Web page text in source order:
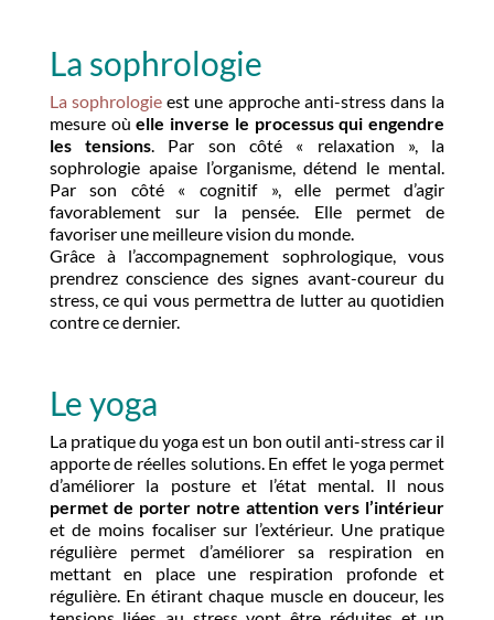
La sophrologie
La sophrologie est une approche anti-stress dans la
mesure oùelle inverse le processus qui engendre
les tensions. Par son côté « relaxation », la
sophrologie apaise l’organisme, détend le mental.
Par son côté « cognitif », elle permet d’agir
favorablement sur la pensée. Elle permet de
favoriser une meilleure vision du monde.
Grâce à l’accompagnement sophrologique, vous
prendrez conscience des signes avant-coureur du
stress, ce qui vous permettra de lutter au quotidien
contre ce dernier.
Le yoga
La pratique du yoga est un bon outil anti-stress car il
apporte de réelles solutions. En effet le yoga permet
d’améliorer la posture et l’état mental. Il nous
permet de porter notre attention vers l’intérieur
et de moins focaliser sur l’extérieur. Une pratique
régulière permet d’améliorer sa respiration en
mettant en place une respiration profonde et
régulière. En étirant chaque muscle en douceur, les